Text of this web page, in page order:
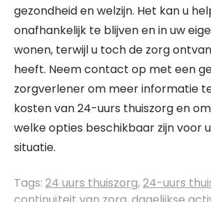
gezondheid en welzijn. Het kan u
onafhankelijk te blijven en in uw
wonen, terwijl u toch de zorg
heeft. Neem contact op met een
zorgverlener om meer informatie
kosten van 24-uurs thuiszorg en
welke opties beschikbaar zijn voor
situatie.
Tags: 24 uurs thuiszorg,24-uurs